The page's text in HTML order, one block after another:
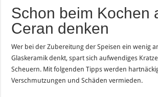
Schon beim Kochen
Ceran denken
Wer bei der Zubereitung der Speisen ein wenig
Glaskeramik denkt, spart sich aufwendiges
Scheuern. Mit folgenden Tipps werden
Verschmutzungen und Schäden vermieden.